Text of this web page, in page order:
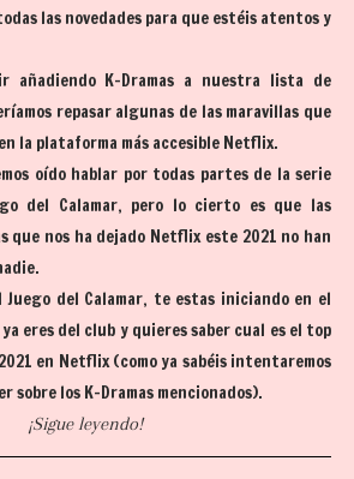
las novedades para que estéis atentos y
añadiendo K-Dramas a nuestra lista de
repasar algunas de las maravillas que
la plataforma más accesible Netflix.
oído hablar por todas partes de la serie
del Calamar, pero lo cierto es que las
que nos ha dejado Netflix este 2021 no han
del Calamar, te estas iniciando en el
eres del club y quieres saber cual es el top
en Netflix (como ya sabéis intentaremos
sobre los K-Dramas mencionados).
¡Sigue leyendo!